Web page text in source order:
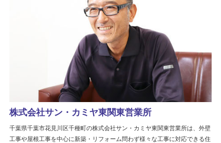
株式会社サン・カミヤ東関東営業所
千葉県千葉市花見川区千種町の株式会社サン・カミヤ東関東営業所は、外壁
工事や屋根工事を中心に新築・リフォーム問わず様々な工事に対応できる住